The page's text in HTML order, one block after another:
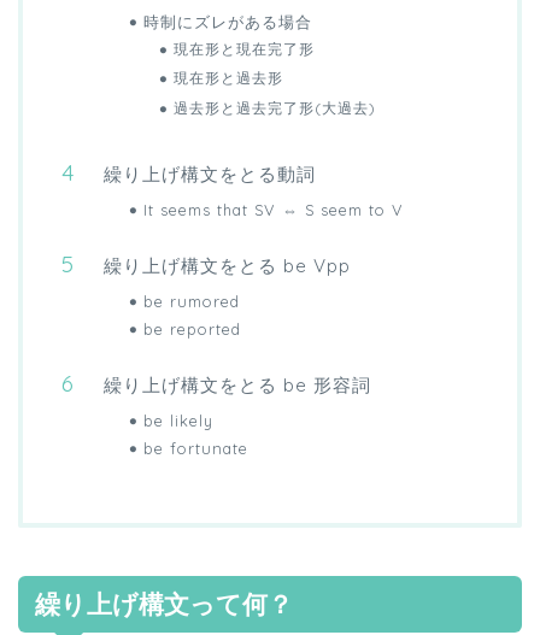
時制にズレがある場合
現在形と現在完了形
現在形と過去形
過去形と過去完了形(大過去)
繰り上げ構文をとる動詞
It seems that SV ⇔ S seem to V
繰り上げ構文をとる be Vpp
be rumored
be reported
繰り上げ構文をとる be 形容詞
be likely
be fortunate
繰り上げ構文って何？